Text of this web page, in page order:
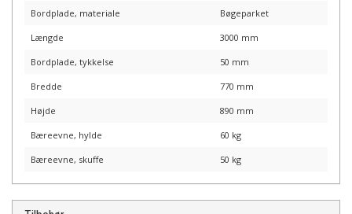
Bordplade, materiale Bøgeparket
Længde 3000 mm
Bordplade, tykkelse 50 mm
Bredde 770 mm
Højde 890 mm
Bæreevne, hylde 60 kg
Bæreevne, skuffe 50 kg